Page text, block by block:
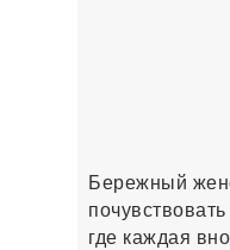
Бережный
где каждая